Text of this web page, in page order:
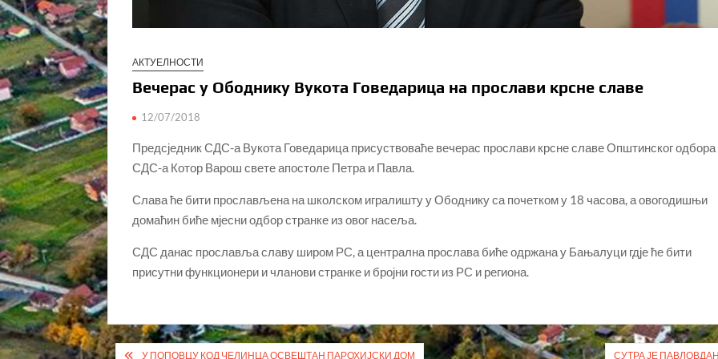
АКТУЕЛНОСТИ
Вечерас у Ободнику Вукота Говедарица на прослави крсне славе
12/07/2018
Предсједник СДС-а Вукота Говедарица присуствоваће вечерас прослави крсне славе Општинског одбора
СДС-а Котор Варош свете апостоле Петра и Павла.
Слава ће бити прослављена на школском игралишту у Ободнику са почетком у 18 часова, а овогодишњи
домаћин биће мјесни одбор странке из овог насеља.
СДС данас прославља славу широм РС, а централна прослава биће одржана у Бањалуци гдје ће бити
присутни функционери и чланови странке и бројни гости из РС и региона.
У ПОПОВЦУ КОД ЧЕЛИНЦА ОСВЕШТАН ПАРОХИЈСКИ ДОМ СУТРА ЈЕ